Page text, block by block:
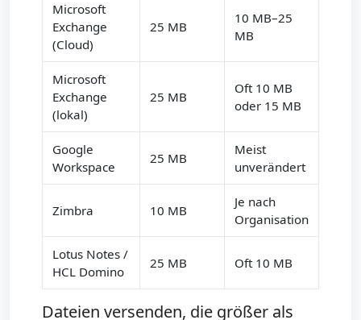
Microsoft
Exchange
(Cloud)
25 MB
10 MB–25
MB
Microsoft
Exchange
(lokal)
25 MB
Oft 10 MB
oder 15 MB
Google
Workspace
25 MB
Meist
unverändert
Zimbra 10 MB
Je nach
Organisation
Lotus Notes /
HCL Domino
25 MB Oft 10 MB
Dateien versenden, die größer als